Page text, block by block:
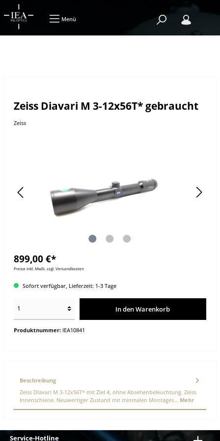
Menü
Zeiss Diavari M 3-12x56T* gebraucht
Zeiss
899,00 €*
Preise inkl. MwSt. zzgl. Versandkosten
Sofort verfügbar, Lieferzeit: 1-3 Tage
In den Warenkorb
Produktnummer: IEA10841
Beschreibung
Zeiss Diavari M 3-12x56T* mit Ziel 4, ohne Absehenbeleuchtung. Zeiss
Innenschiene. Neuwertiger Zustand mit minmalen Montages… Mehr
Service-Hotline